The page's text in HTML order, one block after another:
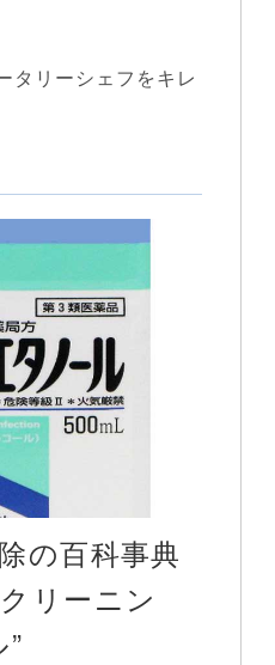
タリーシェフをキレ
の百科事典
リーニン